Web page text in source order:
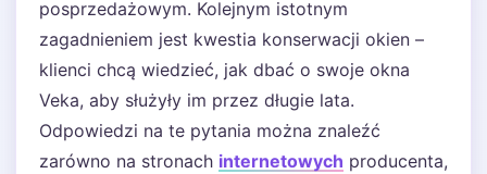
posprzedażowym. Kolejnym istotnym
zagadnieniem jest kwestia konserwacji okien –
klienci chcą wiedzieć, jak dbać o swoje okna
Veka, aby służyły im przez długie lata.
Odpowiedzi na te pytania można znaleźć
zarówno na stronach internetowych producenta,